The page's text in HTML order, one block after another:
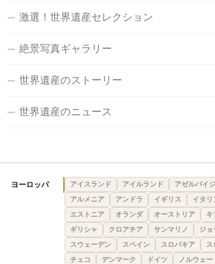
激選！世界遺産セレクション
絶景写真ギャラリー
世界遺産のストーリー
世界遺産のニュース
ヨーロッパ アイスランド アイルランド アゼルバイ
アルメニア
アンドラ イギリス イタリ
エストニア
オランダ オーストリア キ
ギリシャ
クロアチア サンマリノ ジョ
スウェーデン
スペイン スロバキア
チェコ
デンマーク ドイツ ノルウェー